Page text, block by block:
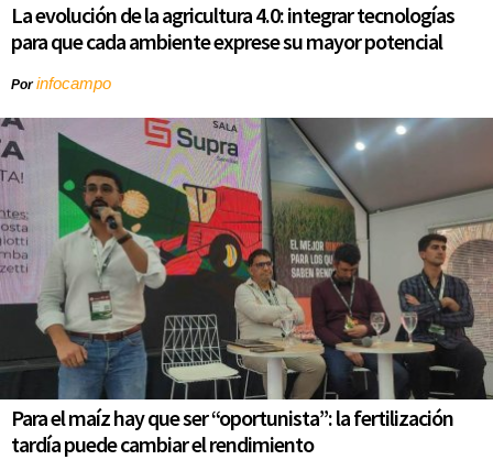
La evolución de la agricultura 4.0: integrar tecnologías
para que cada ambiente exprese su mayor potencial
Porinfocampo
Para el maíz hay que ser “oportunista”: la fertilización
tardía puede cambiar el rendimiento